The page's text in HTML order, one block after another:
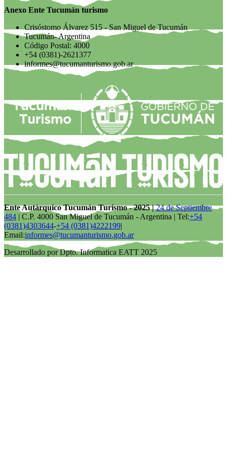
Anexo Ente Tucumán turismo
Crisóstomo Álvarez 515 - San Miguel de Tucumán
Tucumán- Argentina
Código Postal: 4000
+54 (0381)-2621377
informes@tucumanturismo.gob.ar
Ente Autárquico Tucumán Turismo - 2025 |24 de Septiembre
484 | C.P. 4000 San Miguel de Tucumán - Argentina | Tel:+54
(0381)4303644-+54 (0381)4222199|
Email:informes@tucumanturismo.gob.ar
Desarrollado por Dpto. Informatica EATT 2025